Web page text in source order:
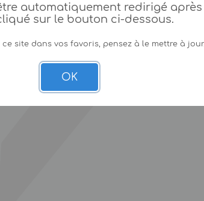
automatiquement redirigé après
sur le bouton ci-dessous.
ce site dans vos favoris, pensez à le mettre à
OK